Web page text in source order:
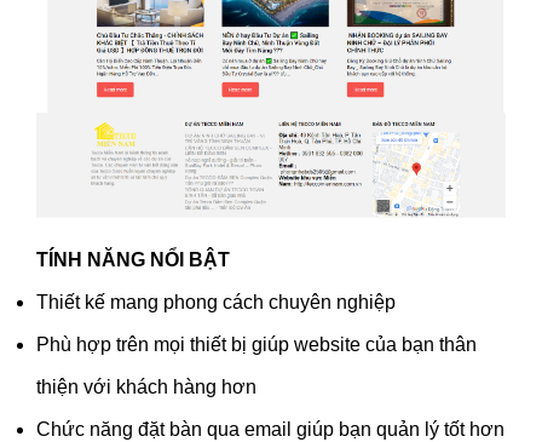
TÍNH NĂNG NỔI BẬT
Thiết kế mang phong cách chuyên nghiệp
Phù hợp trên mọi thiết bị giúp website của bạn thân
thiện với khách hàng hơn
Chức năng đặt bàn qua email giúp bạn quản lý tốt hơn